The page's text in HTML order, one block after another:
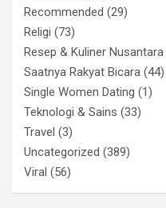
Recommended (29)
Religi (73)
Resep & Kuliner Nusantara
Saatnya Rakyat Bicara (44)
Single Women Dating (1)
Teknologi & Sains (33)
Travel (3)
Uncategorized (389)
Viral (56)